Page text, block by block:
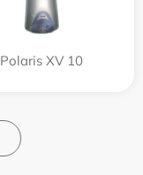
Polaris XV 10